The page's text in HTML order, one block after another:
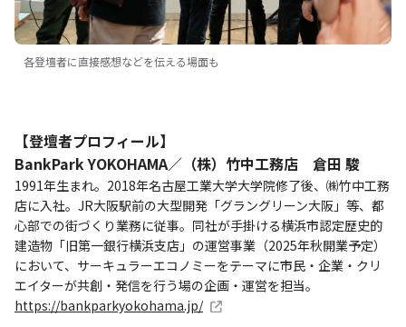
各登壇者に直接感想などを伝える場面も
【登壇者プロフィール】
BankPark YOKOHAMA／（株）竹中工務店 倉田 駿
1991年生まれ。2018年名古屋工業大学大学院修了後、㈱竹中工務
店に入社。JR大阪駅前の大型開発「グラングリーン大阪」等、都
心部での街づくり業務に従事。同社が手掛ける横浜市認定歴史的
建造物「旧第一銀行横浜支店」の運営事業（2025年秋開業予定）
において、サーキュラーエコノミーをテーマに市民・企業・クリ
エイターが共創・発信を行う場の企画・運営を担当。
https://bankparkyokohama.jp/